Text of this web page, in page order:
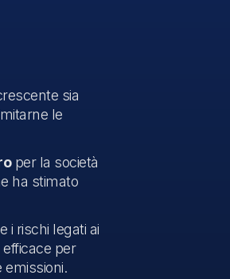
sia
le
per la società
ha stimato
i rischi legati ai
per
emissioni.